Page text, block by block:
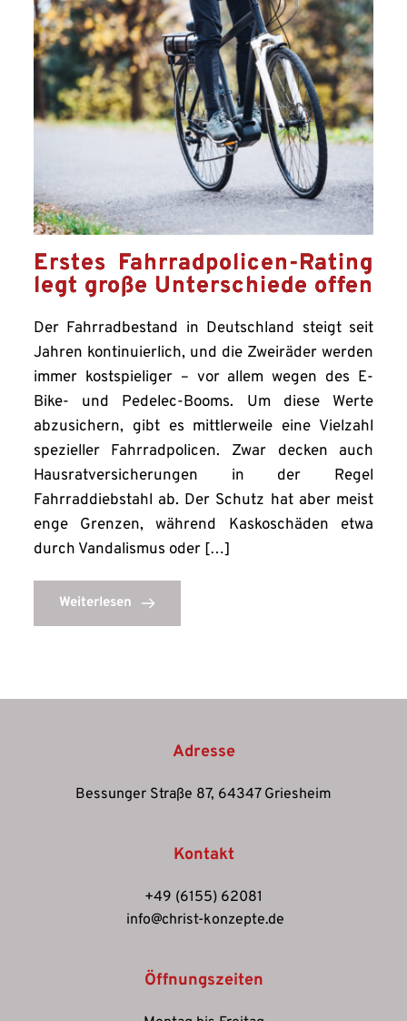
Erstes Fahrradpolicen-Rating
legt große Unterschiede offen
Der Fahrradbestand in Deutschland steigt seit
Jahren kontinuierlich, und die Zweiräder werden
immer kostspieliger – vor allem wegen des E-
Bike- und Pedelec-Booms. Um diese Werte
abzusichern, gibt es mittlerweile eine Vielzahl
spezieller Fahrradpolicen. Zwar decken auch
Hausratversicherungen in der Regel
Fahrraddiebstahl ab. Der Schutz hat aber meist
enge Grenzen, während Kaskoschäden etwa
durch Vandalismus oder […]
Weiterlesen
Adresse
Bessunger Straße 87, 64347 Griesheim
Kontakt
+49 (6155) 62081
info@christ-konzepte.de
Öffnungszeiten